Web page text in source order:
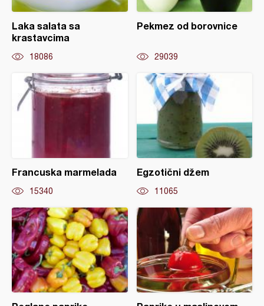
Laka salata sa
krastavcima
18086
Pekmez od borovnice
29039
Francuska marmelada
15340
Egzotični džem
11065